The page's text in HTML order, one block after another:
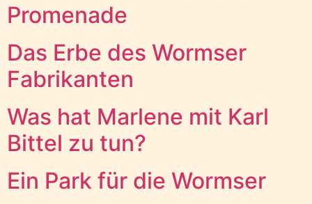
Promenade
Das Erbe des Wormser
Fabrikanten
Was hat Marlene mit Karl
Bittel zu tun?
Ein Park für die Wormser